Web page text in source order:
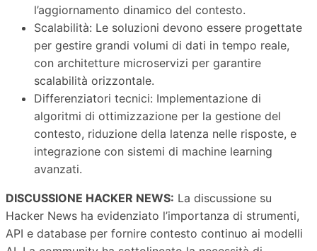
l’aggiornamento dinamico del contesto.
Scalabilità: Le soluzioni devono essere progettate
per gestire grandi volumi di dati in tempo reale,
con architetture microservizi per garantire
scalabilità orizzontale.
Differenziatori tecnici: Implementazione di
algoritmi di ottimizzazione per la gestione del
contesto, riduzione della latenza nelle risposte, e
integrazione con sistemi di machine learning
avanzati.
DISCUSSIONE HACKER NEWS: La discussione su
Hacker News ha evidenziato l’importanza di strumenti,
API e database per fornire contesto continuo ai modelli